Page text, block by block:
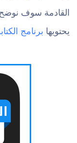
القادمة سوف
يحتويها برنامج